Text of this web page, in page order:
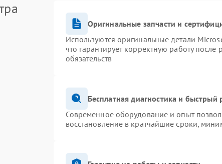
Оригинальные запчасти и
Используются оригинальные детали
что гарантирует корректную работу
обязательств
Бесплатная диагностика и быстрый
Современное оборудование и опыт
восстановление в кратчайшие сроки,